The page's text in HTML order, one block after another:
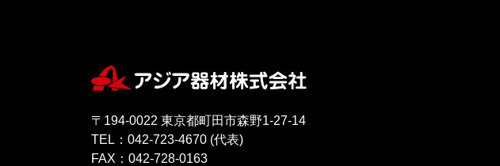
〒194-0022 東京都町田市森野1-27-14
TEL：042-723-4670 (代表)
FAX：042-728-0163